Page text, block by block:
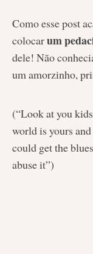
Como esse post
colocarum
dele! Não
um amorzinho,
(“Look at you
world is yours and
could get the
abuse it”)